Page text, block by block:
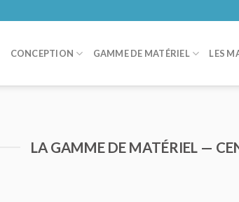
CONCEPTION GAMME DE MATÉRIEL LES
LA GAMME DE MATÉRIEL —